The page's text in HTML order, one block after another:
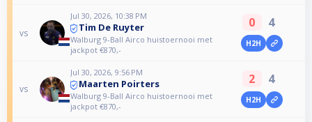
vs
Jul 30, 2026, 10:38 PM
Tim De Ruyter
Walburg 9-Ball Airco huistoernooi met
jackpot €870,-
0 4
H2H
vs
Jul 30, 2026, 9:56 PM
Maarten Poirters
Walburg 9-Ball Airco huistoernooi met
jackpot €870,-
2 4
H2H